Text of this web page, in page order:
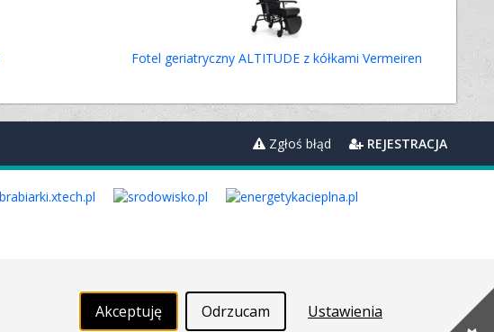
Akceptuję Odrzucam Ustawienia
Fotel geriatryczny ALTITUDE z kółkami Vermeiren
Zgłoś błąd REJESTRACJA